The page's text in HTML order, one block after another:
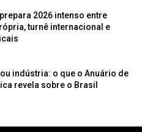
2026 intenso entre
turnê internacional e
indústria: o que o Anuário de
revela sobre o Brasil